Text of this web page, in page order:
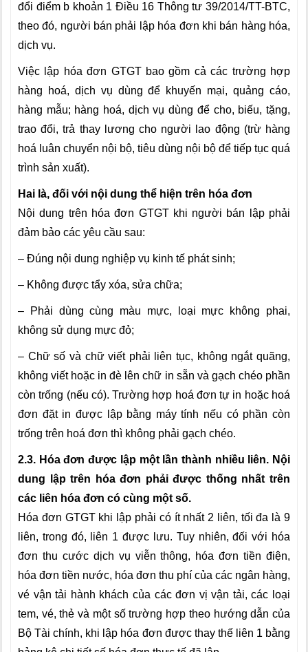
đổi điểm b khoản 1 Điều 16 Thông tư 39/2014/TT-BTC,
theo đó, người bán phải lập hóa đơn khi bán hàng hóa,
dịch vụ.
Việc lập hóa đơn GTGT bao gồm cả các trường hợp
hàng hoá, dịch vụ dùng để khuyến mại, quảng cáo,
hàng mẫu; hàng hoá, dịch vụ dùng để cho, biếu, tặng,
trao đổi, trả thay lương cho người lao động (trừ hàng
hoá luân chuyển nội bộ, tiêu dùng nội bộ để tiếp tục quá
trình sản xuất).
Hai là, đối với nội dung thể hiện trên hóa đơn
Nội dung trên hóa đơn GTGT khi người bán lập phải
đảm bảo các yêu cầu sau:
– Đúng nội dung nghiệp vụ kinh tế phát sinh;
– Không được tẩy xóa, sửa chữa;
– Phải dùng cùng màu mực, loại mực không phai,
không sử dụng mực đỏ;
– Chữ số và chữ viết phải liên tục, không ngắt quãng,
không viết hoặc in đè lên chữ in sẵn và gạch chéo phần
còn trống (nếu có). Trường hợp hoá đơn tự in hoặc hoá
đơn đặt in được lập bằng máy tính nếu có phần còn
trống trên hoá đơn thì không phải gạch chéo.
2.3. Hóa đơn được lập một lần thành nhiều liên. Nội
dung lập trên hóa đơn phải được thống nhất trên
các liên hóa đơn có cùng một số.
Hóa đơn GTGT khi lập phải có ít nhất 2 liên, tối đa là 9
liên, trong đó, liên 1 được lưu. Tuy nhiên, đối với hóa
đơn thu cước dịch vụ viễn thông, hóa đơn tiền điện,
hóa đơn tiền nước, hóa đơn thu phí của các ngân hàng,
vé vận tải hành khách của các đơn vị vận tải, các loại
tem, vé, thẻ và một số trường hợp theo hướng dẫn của
Bộ Tài chính, khi lập hóa đơn được thay thế liên 1 bằng